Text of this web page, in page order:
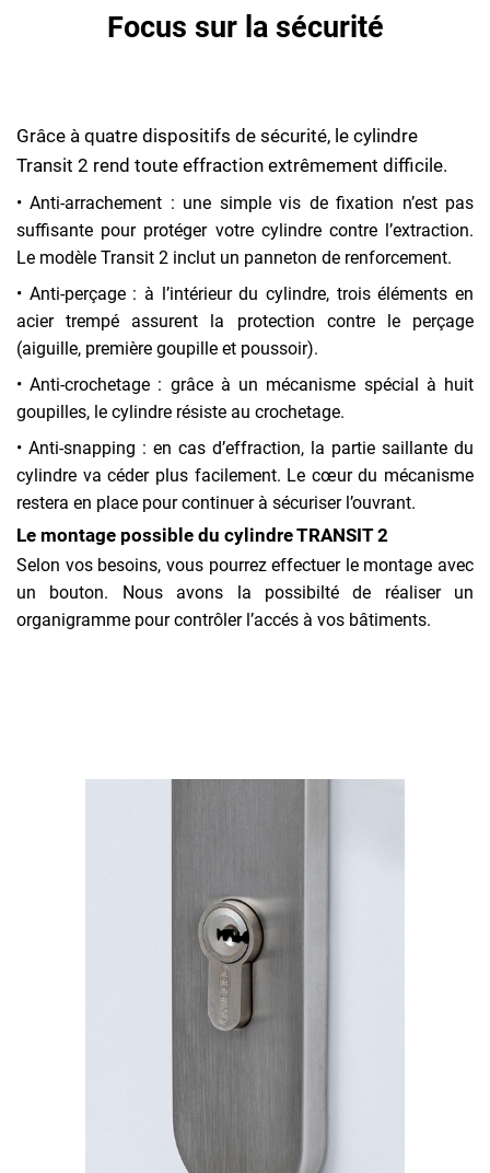
Focus sur la sécurité
Grâce à quatre dispositifs de sécurité, le cylindre
Transit 2 rend toute effraction extrêmement difficile.
• Anti-arrachement : une simple vis de fixation n’est pas
suffisante pour protéger votre cylindre contre l’extraction.
Le modèle Transit 2 inclut un panneton de renforcement.
• Anti-perçage : à l’intérieur du cylindre, trois éléments en
acier trempé assurent la protection contre le perçage
(aiguille, première goupille et poussoir).
• Anti-crochetage : grâce à un mécanisme spécial à huit
goupilles, le cylindre résiste au crochetage.
• Anti-snapping : en cas d’effraction, la partie saillante du
cylindre va céder plus facilement. Le cœur du mécanisme
restera en place pour continuer à sécuriser l’ouvrant.
Le montage possible du cylindre TRANSIT 2
Selon vos besoins, vous pourrez effectuer le montage avec
un bouton. Nous avons la possibilté de réaliser un
organigramme pour contrôler l’accés à vos bâtiments.